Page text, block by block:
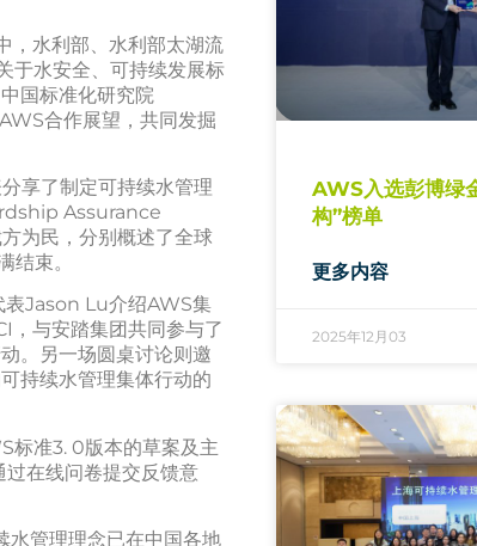
水利部、水利部太湖流
于水安全、可持续发展标
国标准化研究院
合作展望，共同发掘
享了制定可持续水管理
Assurance
为民，分别概述了全球
束。
Jason Lu介绍AWS集
与安踏集团共同参与了
。另一场圆桌讨论则邀
持续水管理集体行动的
准3. 0版本的草案及主
在线问卷提交反馈意
管理理念已在中国各地
AWS入选彭博绿
构”榜单
更多内容
2025年12月03